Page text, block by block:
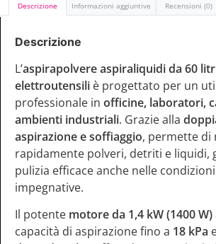
Descrizione Informazioni aggiuntive Recensioni (0)
Descrizione
L’aspirapolvere aspiraliquidi da 60
elettroutensili è progettato per un
professionale in officine, laboratori,
ambienti industriali. Grazie alla
aspirazione e soffiaggio, permette di
rapidamente polveri, detriti e liquidi,
pulizia efficace anche nelle
impegnative.
Il potente motore da 1,4 kW (1400 W)
capacità di aspirazione fino a 18 kPa